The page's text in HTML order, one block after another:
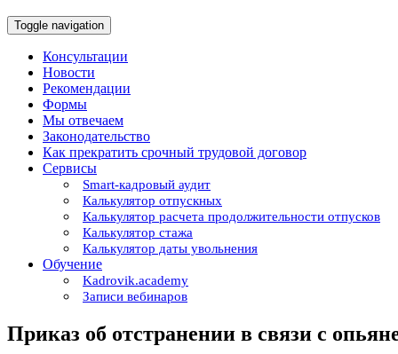
Toggle navigation
Консультации
Новости
Рекомендации
Формы
Мы отвечаем
Законодательство
Как прекратить срочный трудовой договор
Сервисы
Smart-кадровый аудит
Калькулятор отпускных
Калькулятор расчета продолжительности отпусков
Калькулятор стажа
Калькулятор даты увольнения
Обучение
Kadrovik.academy
Записи вебинаров
Приказ об отстранении в связи с